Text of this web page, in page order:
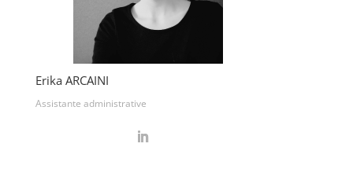
Erika ARCAINI
Assistante administrative